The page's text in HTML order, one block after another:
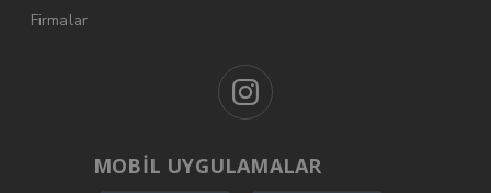
Firmalar
MOBİL UYGULAMALAR